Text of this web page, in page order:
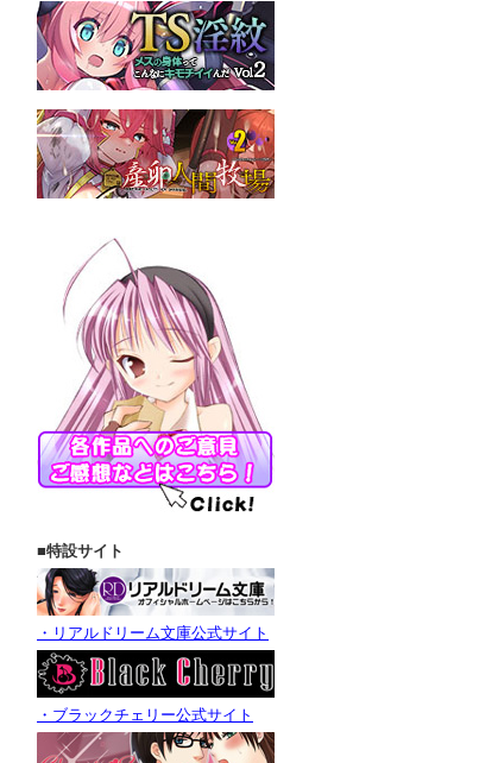
■特設サイト
・リアルドリーム文庫公式サイト
・ブラックチェリー公式サイト